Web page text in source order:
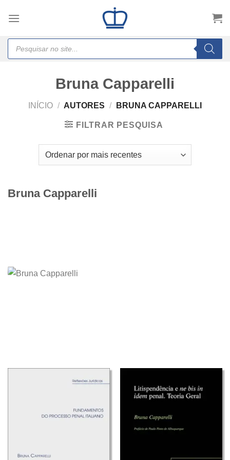
Products
search
Bruna Capparelli
INÍCIO / AUTORES / BRUNA CAPPARELLI
FILTRAR PESQUISA
Bruna Capparelli